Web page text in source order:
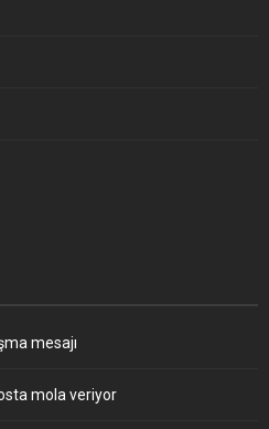
mesajı
mola veriyor